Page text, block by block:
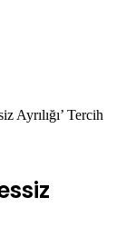
Ayrılığı’ Tercih